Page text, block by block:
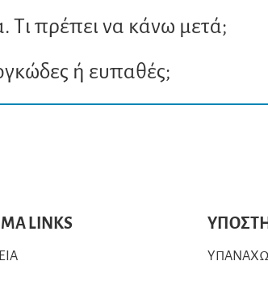
Τι πρέπει να κάνω μετά;
ή ευπαθές;
LINKS